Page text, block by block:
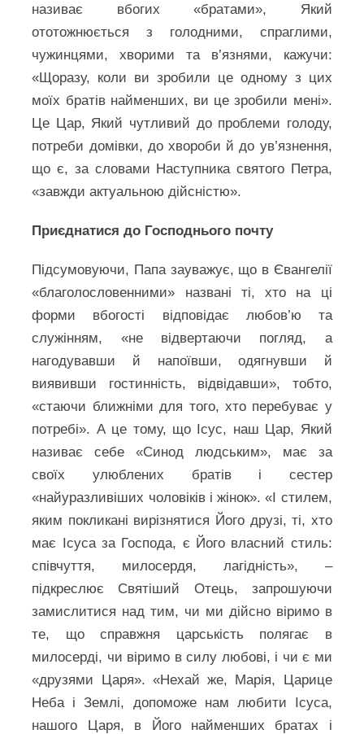
називає вбогих «братами», Який
ототожнюється з голодними, спраглими,
чужинцями, хворими та в’язнями, кажучи:
«Щоразу, коли ви зробили це одному з цих
моїх братів найменших, ви це зробили мені».
Це Цар, Який чутливий до проблеми голоду,
потреби домівки, до хвороби й до ув’язнення,
що є, за словами Наступника святого Петра,
«завжди актуальною дійсністю».
Приєднатися до Господнього почту
Підсумовуючи, Папа зауважує, що в Євангелії
«благолословенними» названі ті, хто на ці
форми вбогості відповідає любов’ю та
служінням, «не відвертаючи погляд, а
нагодувавши й напоївши, одягнувши й
виявивши гостинність, відвідавши», тобто,
«стаючи ближніми для того, хто перебуває у
потребі». А це тому, що Ісус, наш Цар, Який
називає себе «Синод людським», має за
своїх улюблених братів і сестер
«найуразливіших чоловіків і жінок». «І стилем,
яким покликані вирізнятися Його друзі, ті, хто
має Ісуса за Господа, є Його власний стиль:
співчуття, милосердя, лагідність», –
підкреслює Святіший Отець, запрошуючи
замислитися над тим, чи ми дійсно віримо в
те, що справжня царськість полягає в
милосерді, чи віримо в силу любові, і чи є ми
«друзями Царя». «Нехай же, Марія, Царице
Неба і Землі, допоможе нам любити Ісуса,
нашого Царя, в Його найменших братах і